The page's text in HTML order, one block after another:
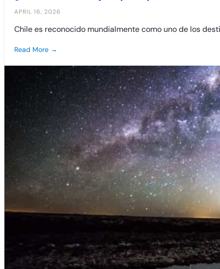
APRIL 16, 2026
Chile es reconocido mundialmente como uno de los
Read More →